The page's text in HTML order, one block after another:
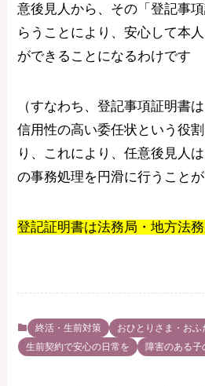
意後見人から、その「登記事
らうことにより、安心して本
ができることになるわけです
（すなわち、登記事項証明書
信用性の高い委任状という役
り、これにより、任意後見人
の事務処理を円滑に行うことが
登記証明書は法務局・地方法
終活・生前対策
おひとりさま・お
生前契約で安心の日常を
障害のある